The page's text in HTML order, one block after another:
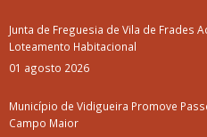
Junta de Freguesia de Vila de Frades
Loteamento Habitacional
01 agosto 2026
Município de Vidigueira Promove
Campo Maior